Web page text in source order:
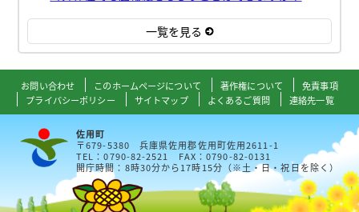
一覧を見る
お問い合わせ このホームページについて 著作権について
免責事項
プライバシーポリシー
サイトマップ よくあるご質問 連絡先一覧
佐用町
〒679-5380 兵庫県佐用郡佐用町佐用2611-1
TEL：0790-82-2521 FAX：0790-82-0131
開庁時間：8時30分から17時15分（※土・日・祝日を除く）